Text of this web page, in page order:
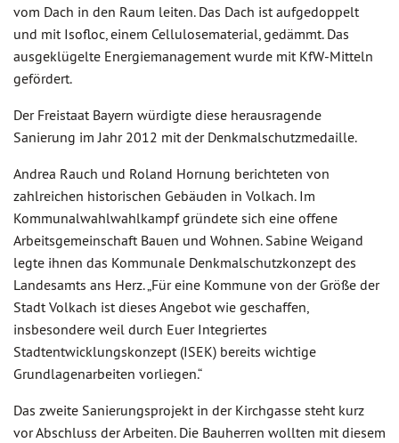
vom Dach in den Raum leiten. Das Dach ist aufgedoppelt
und mit Isofloc, einem Cellulosematerial, gedämmt. Das
ausgeklügelte Energiemanagement wurde mit KfW-Mitteln
gefördert.
Der Freistaat Bayern würdigte diese herausragende
Sanierung im Jahr 2012 mit der Denkmalschutzmedaille.
Andrea Rauch und Roland Hornung berichteten von
zahlreichen historischen Gebäuden in Volkach. Im
Kommunalwahlwahlkampf gründete sich eine offene
Arbeitsgemeinschaft Bauen und Wohnen. Sabine Weigand
legte ihnen das Kommunale Denkmalschutzkonzept des
Landesamts ans Herz. „Für eine Kommune von der Größe der
Stadt Volkach ist dieses Angebot wie geschaffen,
insbesondere weil durch Euer Integriertes
Stadtentwicklungskonzept (ISEK) bereits wichtige
Grundlagenarbeiten vorliegen.“
Das zweite Sanierungsprojekt in der Kirchgasse steht kurz
vor Abschluss der Arbeiten. Die Bauherren wollten mit diesem